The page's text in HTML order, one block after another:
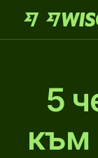
5
към